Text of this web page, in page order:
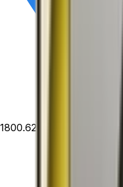
1800.6229